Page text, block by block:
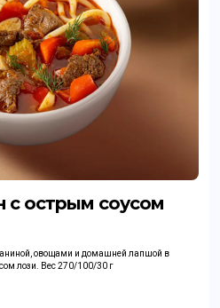
с острым соусом
овощами и домашней лапшой в
лози. Вес 270/100/30 г